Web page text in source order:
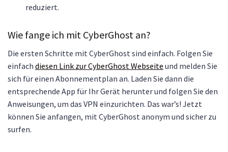
reduziert.
Wie fange ich mit CyberGhost an?
Die ersten Schritte mit CyberGhost sind einfach. Folgen Sie
einfach diesen Link zur CyberGhost Webseite und melden Sie
sich für einen Abonnementplan an. Laden Sie dann die
entsprechende App für Ihr Gerät herunter und folgen Sie den
Anweisungen, um das VPN einzurichten. Das war’s! Jetzt
können Sie anfangen, mit CyberGhost anonym und sicher zu
surfen.